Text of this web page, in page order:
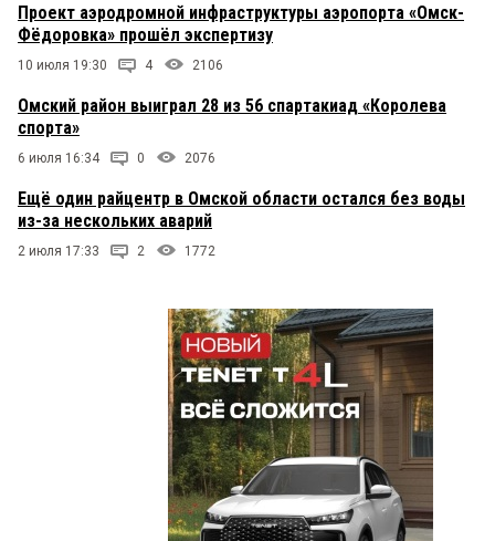
Проект аэродромной инфраструктуры аэропорта «Омск-
Фёдоровка» прошёл экспертизу
10 июля 19:30 4 2106
Омский район выиграл 28 из 56 спартакиад «Королева
спорта»
6 июля 16:34 0 2076
Ещё один райцентр в Омской области остался без воды
из-за нескольких аварий
2 июля 17:33 2 1772